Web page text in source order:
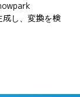
し、変換を検